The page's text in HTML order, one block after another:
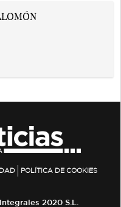
POLÍTICA DE COOKIES
2020 S.L.